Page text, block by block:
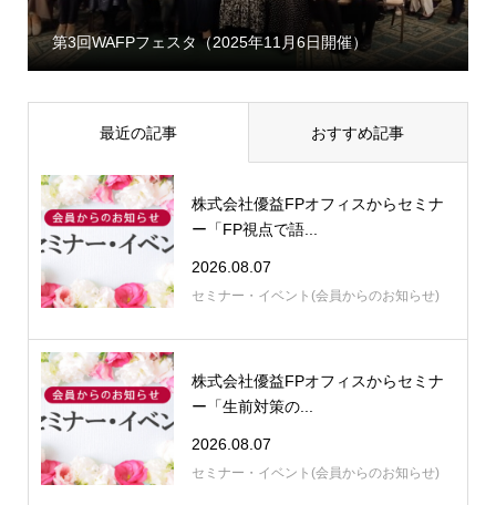
第3回WAFPフェスタ（2025年11月6日開催）
最近の記事 おすすめ記事
株式会社優益FPオフィスからセミナ
ー「FP視点で語...
2026.08.07
セミナー・イベント(会員からのお知らせ)
株式会社優益FPオフィスからセミナ
ー「生前対策の...
2026.08.07
セミナー・イベント(会員からのお知らせ)